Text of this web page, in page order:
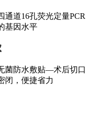
道16孔荧光定量PCR
基因水平
菌防水敷贴—术后切口
闭，便捷省力